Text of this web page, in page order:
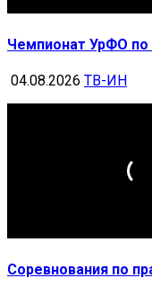
Чемпионат УрФО по
04.08.2026 ТВ-ИН
Соревнования по